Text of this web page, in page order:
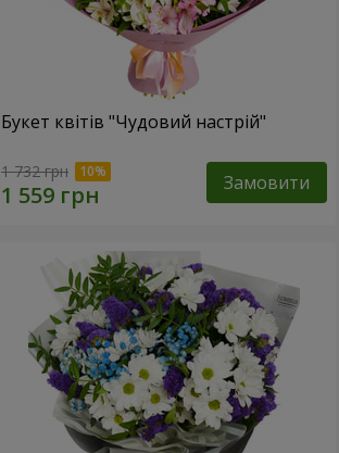
Букет квітів "Чудовий настрій"
1 732 грн Замовити